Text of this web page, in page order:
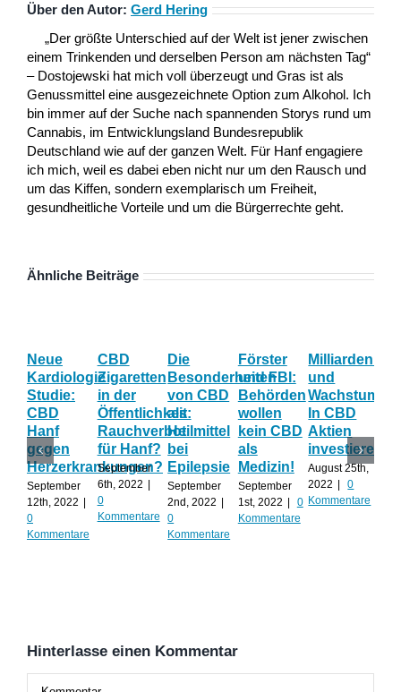
Über den Autor: Gerd Hering
„Der größte Unterschied auf der Welt ist jener zwischen
einem Trinkenden und derselben Person am nächsten Tag“
– Dostojewski hat mich voll überzeugt und Gras ist als
Genussmittel eine ausgezeichnete Option zum Alkohol. Ich
bin immer auf der Suche nach spannenden Storys rund um
Cannabis, im Entwicklungsland Bundesrepublik
Deutschland wie auf der ganzen Welt. Für Hanf engagiere
ich mich, weil es dabei eben nicht nur um den Rausch und
um das Kiffen, sondern exemplarisch um Freiheit,
gesundheitliche Vorteile und um die Bürgerrechte geht.
Ähnliche Beiträge
Neue
Kardiologie
Studie:
CBD
Hanf
gegen
Herzerkrankungen?
September
12th, 2022
0
Kommentare
CBD
Zigaretten
in der
Öffentlichkeit:
Rauchverbot
für Hanf?
September
6th, 2022
0
Kommentare
Die
Besonderheiten
von CBD
als
Heilmittel
bei
Epilepsie
September
2nd, 2022
0
Kommentare
Förster
und FBI:
Behörden
wollen
kein CBD
als
Medizin!
September
1st, 2022
0
Kommentare
und
Wachstum:
In CBD
Aktien
investieren?
August 25th,
2022
0
Kommentare
Hinterlasse einen Kommentar